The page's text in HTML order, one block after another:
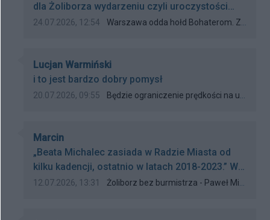
dla Żoliborza wydarzeniu czyli uroczystości
przy kamieniu „Żołnierzom Żywiciela”
Data dodania komentarza:
24.07.2026, 12:54 Źródło komentarza:
Warszawa odda hołd Bohaterom. Znamy program obchodów 82. rocznicy Powstania Warszawskiego
Autor komentarza:
Lucjan Warmiński
Treść komentarza:
i to jest bardzo dobry pomysł
Data dodania komentarza:
20.07.2026, 09:55 Źródło komentarza:
Będzie ograniczenie prędkości na ul. Potockiej?
Autor komentarza:
Marcin
Treść komentarza:
„Beata Michalec zasiada w Radzie Miasta od
kilku kadencji, ostatnio w latach 2018-2023​.” W
maju 2024 napisaliście, że B. Michalec zasiada
Data dodania komentarza:
12.07.2026, 13:31 Źródło komentarza:
Żoliborz bez burmistrza - Paweł Michalec oficjalnie burmistrzem Wawra